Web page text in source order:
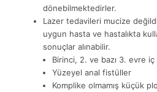
dönebilmektedirler.
Lazer tedavileri mucize
uygun hasta ve hastalıkta
sonuçlar alınabilir.
Birinci, 2. ve bazı 3. evre iç
Yüzeyel anal fistüller
Komplike olmamış küçük